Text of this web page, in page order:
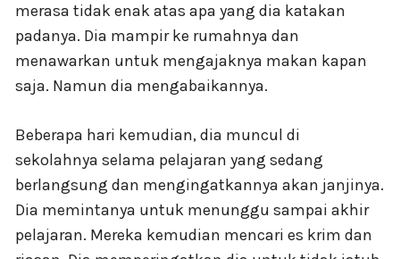
merasa tidak enak atas apa yang dia katakan
padanya. Dia mampir ke rumahnya dan
menawarkan untuk mengajaknya makan kapan
saja. Namun dia mengabaikannya.
Beberapa hari kemudian, dia muncul di
sekolahnya selama pelajaran yang sedang
berlangsung dan mengingatkannya akan janjinya.
Dia memintanya untuk menunggu sampai akhir
pelajaran. Mereka kemudian mencari es krim dan